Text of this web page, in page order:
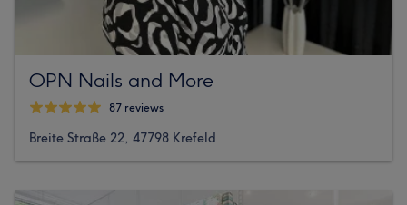
OPN Nails and More
87 reviews
Breite Straße 22, 47798 Krefeld